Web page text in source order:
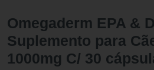
Omegaderm EPA &
Suplemento para
1000mg C/ 30